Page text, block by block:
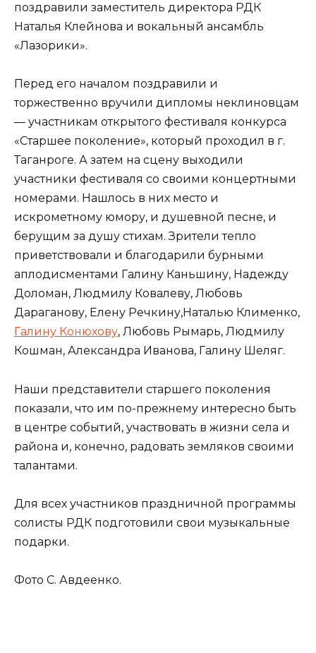
поздравили заместитель директора РДК
Наталья Клейнова и вокальный ансамбль
«Лазорики».
Перед его началом поздравили и
торжественно вручили дипломы неклиновцам
— участникам открытого фестиваля конкурса
«Старшее поколение», который проходил в г.
Таганроге. А затем на сцену выходили
участники фестиваля со своими концертными
номерами. Нашлось в них место и
искрометному юмору, и душевной песне, и
берущим за душу стихам. Зрители тепло
приветствовали и благодарили бурными
аплодисментами Галину Каньшину, Надежду
Доломан, Людмилу Ковалеву, Любовь
Дараганову, Елену Речкину,Наталью Клименко,
Галину Конюхову, Любовь Рымарь, Людмилу
Кошман, Александра Иванова, Галину Шеляг.
Наши представители старшего поколения
показали, что им по-прежнему интересно быть
в центре событий, участвовать в жизни села и
района и, конечно, радовать земляков своими
талантами.
Для всех участников праздничной программы
солисты РДК подготовили свои музыкальные
подарки.
Фото С. Авдеенко.